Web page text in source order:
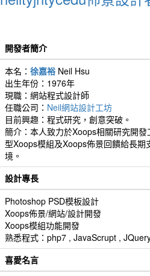
開發者簡介
本名： 徐嘉裕 Neil Hsu
出生年份：1976年
現職：網站程式設計師
任職公司： Neil網站設計工坊
目前興趣：程式研究，創意突破。
簡介：本人致力於Xoops相關研究開
型Xoops模組及Xoops佈景回饋給長
境。
設計專長
Photoshop PSD模板設計
Xoops佈景/網站/設計開發
Xoops模組功能開發
熟悉程式：php7 , JavaScrupt ,
喜愛名言